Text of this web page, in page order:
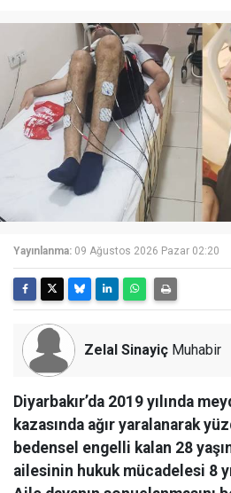
Yayınlanma: 09 Ağustos 2026 Pazar 02:20
Zelal Sinayiç Muhabir
Diyarbakır’da 2019 yılında
kazasında ağır yaralanarak
bedensel engelli kalan 28
ailesinin hukuk mücadelesi 8